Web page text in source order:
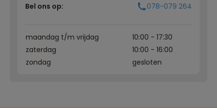
Bel ons op: 078-079 264
maandag t/m vrijdag
10:00 - 17:30
zaterdag
10:00 - 16:00
zondag
gesloten